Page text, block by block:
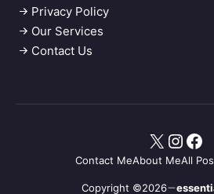
Privacy Policy
Our Services
Contact Us
Copyright ©2026
Contact MeAbout MeAll
X